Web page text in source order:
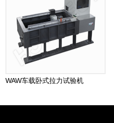
WAW车载卧式拉力试验机